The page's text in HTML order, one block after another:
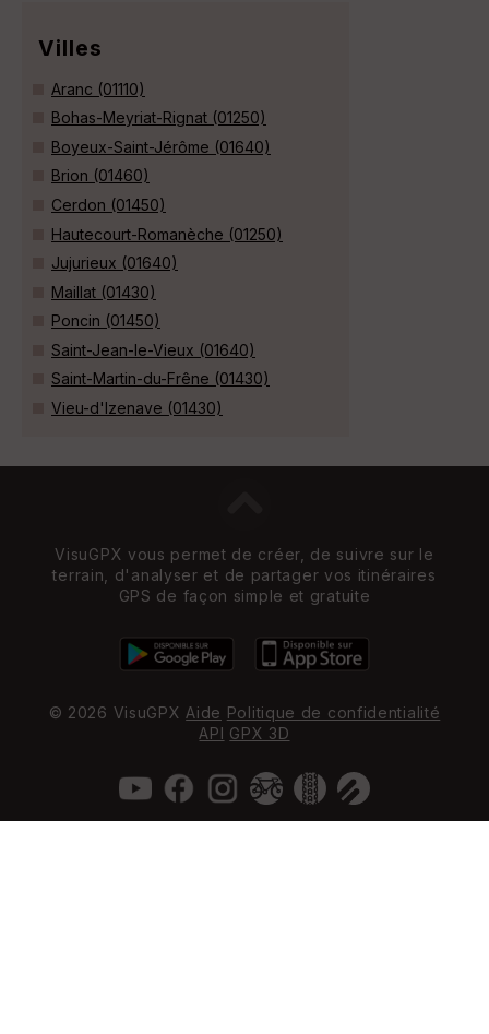
Villes
Aranc (01110)
Bohas-Meyriat-Rignat (01250)
Boyeux-Saint-Jérôme (01640)
Brion (01460)
Cerdon (01450)
Hautecourt-Romanèche (01250)
Jujurieux (01640)
Maillat (01430)
Poncin (01450)
Saint-Jean-le-Vieux (01640)
Saint-Martin-du-Frêne (01430)
Vieu-d'Izenave (01430)
VisuGPX vous permet de créer, de suivre sur le
terrain, d'analyser et de partager vos itinéraires
GPS de façon simple et gratuite
© 2026 VisuGPX Aide Politique de confidentialité
API GPX 3D